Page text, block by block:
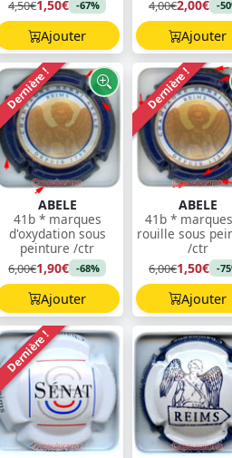
4,50€1,50€ -67%
Ajouter
4,00€2,00€ -
Ajouter
Dernière !
ABELE
41b * marques
d'oxydation sous
peinture /ctr
6,00€1,90€ -68%
Ajouter
Dernière !
ABELE
41b *
rouille sous
/ctr
6,00€1,50€ -
Ajouter
Dernière !